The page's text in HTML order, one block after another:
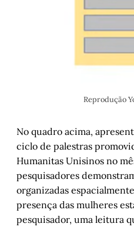
Reprodução
No quadro acima,
ciclo de palestras
Humanitas Unisinos no
pesquisadores
organizadas
presença das mulheres
pesquisador, uma leitura